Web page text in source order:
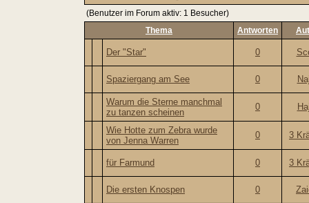
(Benutzer im Forum aktiv: 1 Besucher)
Thema
Antworten
Der "Star" 0
Spaziergang am See 0
Warum die Sterne manchmal
zu tanzen scheinen
0
Wie Hotte zum Zebra wurde
von Jenna Warren
0 3
für Farmund 0 3
Die ersten Knospen 0